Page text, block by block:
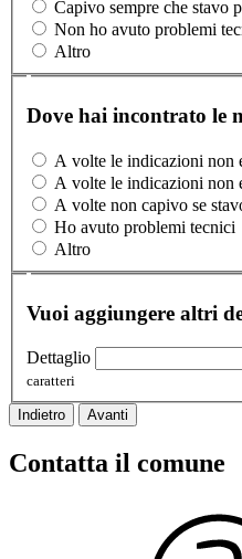
Capivo sempre che stavo
Non ho avuto problemi
Altro
Dove hai incontrato le
A volte le indicazioni non
A volte le indicazioni non
A volte non capivo se
Ho avuto problemi tecnici
Altro
Vuoi aggiungere altri
Dettaglio
caratteri
Indietro Avanti
Contatta il comune